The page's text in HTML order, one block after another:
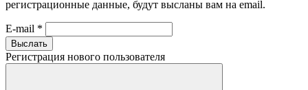
регистрационные данные, будут высланы вам на email.
E-mail *
Выслать
Регистрация нового пользователя